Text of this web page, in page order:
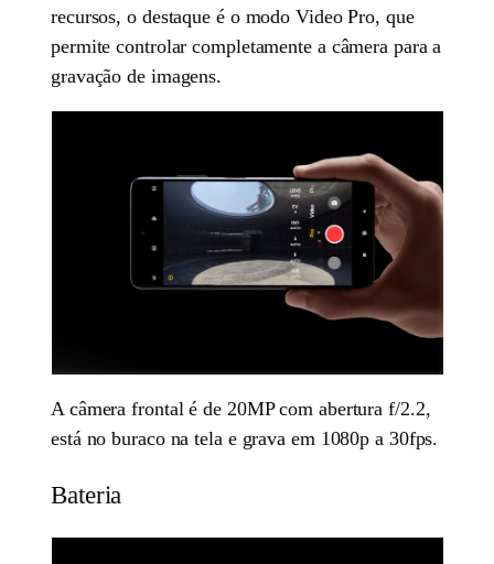
recursos, o destaque é o modo Video Pro, que
permite controlar completamente a câmera para a
gravação de imagens.
A câmera frontal é de 20MP com abertura f/2.2,
está no buraco na tela e grava em 1080p a 30fps.
Bateria